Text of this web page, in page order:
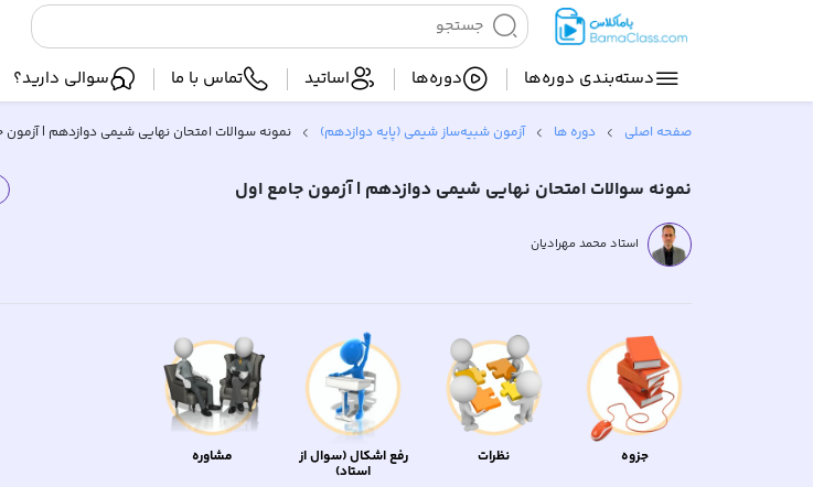
دسته‌بندی‌ دوره‌ها دوره‌ها اساتید تماس با ما سوالی دارید؟
صفحه اصلی دوره ها آزمون شبیه‌ساز شیمی (پایه دوازدهم) نمونه سوالات امتحان نهایی شیمی دوازدهم | آزمون
نمونه سوالات امتحان نهایی شیمی دوازدهم | آزمون جامع اول
استاد محمد مهرادیان
جزوه نظرات رفع اشکال (سوال از
استاد)
مشاوره